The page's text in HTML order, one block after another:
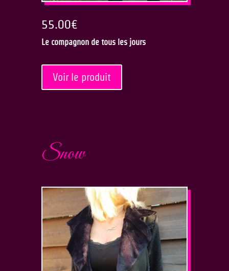
55.00€
Le compagnon de tous les jours
Voir le produit
Snow